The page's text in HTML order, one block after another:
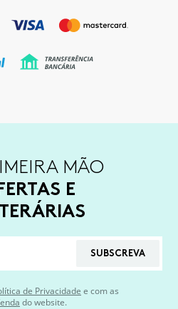
MÃO
E
SUBSCREVA
de Privacidade e com as
do website.